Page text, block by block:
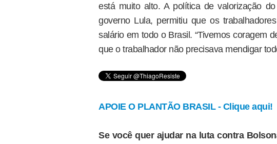
está muito alto. A política de valorização
governo Lula, permitiu que os
salário em todo o Brasil. “Tivemos coragem
que o trabalhador não precisava mendigar
APOIE O PLANTÃO BRASIL - Clique aqui!
Se você quer ajudar na luta contra